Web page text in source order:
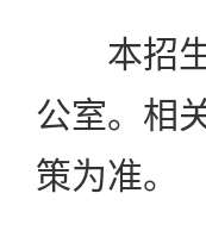
本招生
公室。相
策为准。